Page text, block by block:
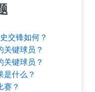
交锋如何？
关键球员？
关键球员？
是什么？
赛？